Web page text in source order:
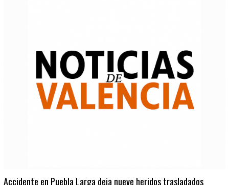
Accidente en Puebla Larga deja nueve heridos trasladados